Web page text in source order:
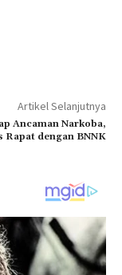
Artikel Selanjutnya
Ancaman Narkoba,
Rapat dengan BNNK